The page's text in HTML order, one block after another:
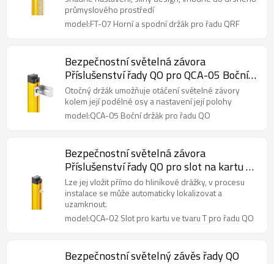
průmyslového prostředí
model:FT-07 Horní a spodní držák pro řadu QRF
Bezpečnostní světelná závora
Příslušenství řady QO pro QCA-05 Boční
držák
Otočný držák umožňuje otáčení světelné závory
kolem její podélné osy a nastavení její polohy
model:QCA-05 Boční držák pro řadu QO
Bezpečnostní světelná závora
Příslušenství řady QO pro slot na kartu ve
tvaru T QCA-02
Lze jej vložit přímo do hliníkové drážky, v procesu
instalace se může automaticky lokalizovat a
uzamknout.
model:QCA-02 Slot pro kartu ve tvaru T pro řadu QO
Bezpečnostní světelný závěs řady QO